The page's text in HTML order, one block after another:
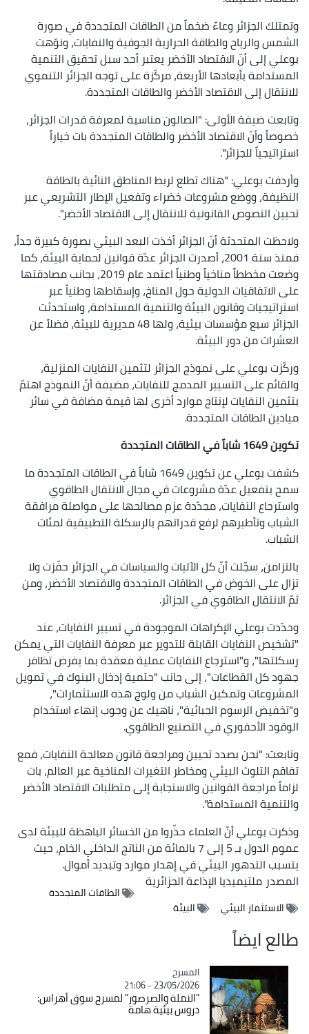
وتمتلك الجزائر وعاءً ضخماً من الطاقات المتجددة في صورة
الشمس والرياح والطاقة الحرارية الجوفية والنفايات، ونوّهت
بوعلي إلى أنّ الاقتصاد الأخضر يعتبر أحد سبل تحقيق التنمية
المستدامة بأبعادها الأربعة، مركّزة على توجه الجزائر التنموي
للانتقال إلى الاقتصاد الأخضر والطاقات المتجددة.
وتابعت ضيفة الأولى: "الصالون مناسبة لمعرفة قدرات الجزائر،
خصوصاً وأنّ الاقتصاد الأخضر والطاقات المتجددة بات خياراً
استراتيجياً للجزائر".
وأردفت بوعلي: "هناك تطلع لربط المناطق النائية بالطاقة
النظيفة، ووضع مشروعات خضراء وتفعيل الإطار التشريعي عبر
تحيين النصوص القانونية للانتقال إلى الاقتصاد الأخضر".
ولاحظت المتحدثة أنّ الجزائر أخذت البعد البيئي بصورة كبيرة جداً،
فمنذ سنة 2001، أصدرت الجزائر عدّة قوانين لحماية البيئة، كما
وضعت مخططاً مناخياً وطنياً اعتمد عام 2019، بجانب مصادقتها
على الاتفاقيات الدولية حول المناخ، وإسقاطها وطنياً عبر
استراتيجيات وقانون البيئة والتنمية المستدامة، واستحدثت
الجزائر سبع مؤسسات بيئية، ولها 48 مديرية للبيئة، فضلاً عن
العشرات من دور البيئة.
وركّزت بوعلي على نموذج الجزائر لتثمين النفايات المنزلية،
والقائم على التسيير المدمج للنفايات، مضيفة أنّ النموذج اهتمّ
بتثمين النفايات لإنتاج موارد أخرى لها قيمة مضافة في سائر
ميادين الطاقات المتجددة.
تكوين 1649 شاباً في الطاقات المتجددة
كشفت بوعلي عن تكوين 1649 شاباً في الطاقات المتجددة ما
سمح بتفعيل عدّة مشروعات في مجال الانتقال الطاقوي
واسترجاع النفايات، مجدّدة عزم مصالحها على مواصلة مرافقة
الشباب وتأطيرهم لرفع قدراتهم بالرسكلة التطبيقية لمئات
الشباب.
بالتزامن، سجّلت أنّ كل الآليات والسياسات في الجزائر حفّزت ولا
تزال على الخوض في الطاقات المتجددة والاقتصاد الأخضر، ومن
ثمّ الانتقال الطاقوي في الجزائر.
وحدّدت بوعلي الإكراهات الموجودة في تسيير النفايات، عند
"تشخيص النفايات القابلة للتدوير عبر معرفة النفايات التي يمكن
رسكلتها"، و"استرجاع النفايات عملية معقدة بما يفرض تظافر
جهود كل القطاعات"، إلى جانب "حتمية إدخال البنوك في تمويل
المشروعات وتمكين الشباب من ولوج هذه الاستثمارات"،
و"تخفيض الرسوم الجبائية"، ناهيك عن وجوب إنهاء استخدام
الوقود الأحفوري في التصنيع الطاقوي.
وتابعت: "نحن بصدد تحيين ومراجعة قانون معالجة النفايات، فمع
تفاقم التلوث البيئي ومخاطر التغيرات المناخية عبر العالم، بات
لزاماً مراجعة القوانين والاستجابة إلى متطلبات الاقتصاد الأخضر
والتنمية المستدامة".
وذكرت بوعلي أنّ العلماء حذّروا من الخسائر الباهظة للبيئة لدى
عموم الدول بـ 5 إلى 7 بالمائة من الناتج الداخلي الخام، حيث
يتسبب التدهور البيئي في إهدار موارد وتبديد أموال.
المصدرملتيميديا الإذاعة الجزائرية
الطاقات المتجددة
الاستثمار البيئي
البيئة
طالع ايضاً
Catégorie
المسرح
23/05/2026 - 21:06
"النملة والصرصور" لمسرح سوق أهراس:
دروس بيئية هامة